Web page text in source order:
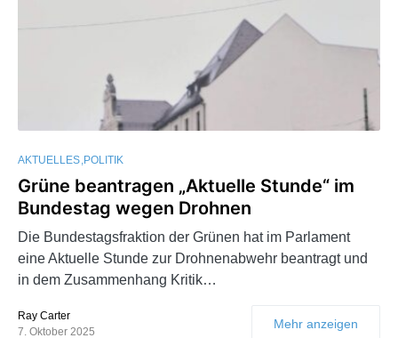
AKTUELLES POLITIK
Grüne beantragen „Aktuelle Stunde“ im
Bundestag wegen Drohnen
Die Bundestagsfraktion der Grünen hat im Parlament
eine Aktuelle Stunde zur Drohnenabwehr beantragt und
in dem Zusammenhang Kritik…
Ray Carter
7. Oktober 2025
Mehr anzeigen